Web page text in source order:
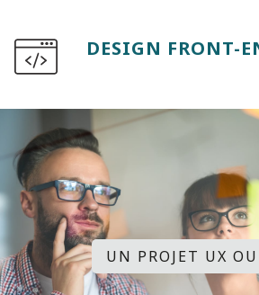
DESIGN FRONT-
UN PROJET UX